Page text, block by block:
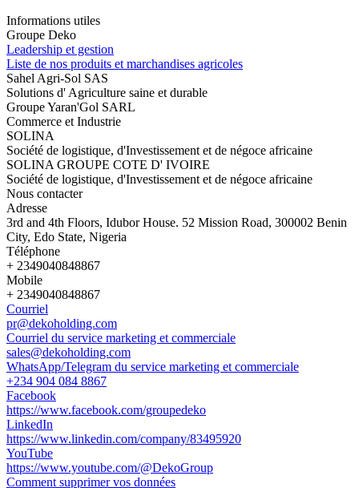
Informations utiles
Groupe Deko
Leadership et gestion
Liste de nos produits et marchandises agricoles
Sahel Agri-Sol SAS
Solutions d' Agriculture saine et durable
Groupe Yaran'Gol SARL
Commerce et Industrie
SOLINA
Société de logistique, d'Investissement et de négoce africaine
SOLINA GROUPE COTE D' IVOIRE
Société de logistique, d'Investissement et de négoce africaine
Nous contacter
Adresse
3rd and 4th Floors, Idubor House. 52 Mission Road, 300002 Benin
City, Edo State, Nigeria
Téléphone
+ 2349040848867
Mobile
+ 2349040848867
Courriel
pr@dekoholding.com
Courriel du service marketing et commerciale
sales@dekoholding.com
WhatsApp/Telegram du service marketing et commerciale
+234 904 084 8867
Facebook
https://www.facebook.com/groupedeko
LinkedIn
https://www.linkedin.com/company/83495920
YouTube
https://www.youtube.com/@DekoGroup
Comment supprimer vos données